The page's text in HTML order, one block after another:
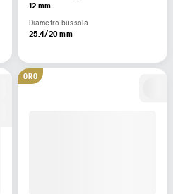
12 mm
Diametro bussola
25.4/20 mm
ORO